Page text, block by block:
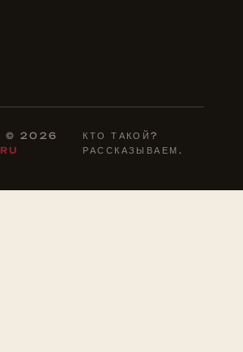
© 2026
КТО ТАКОЙ?
РАССКАЗЫВАЕМ.